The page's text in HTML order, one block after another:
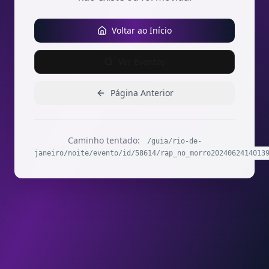
Voltar ao Início
Página Anterior
Caminho tentado:
/guia/rio-de-
janeiro/noite/evento/id/58614/rap_no_morro20240624140139